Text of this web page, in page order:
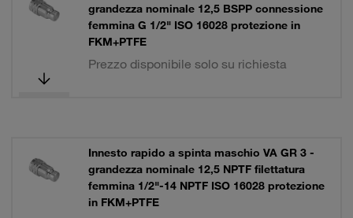
grandezza nominale 12,5 BSPP connessione
femmina G 1/2" ISO 16028 protezione in
FKM+PTFE
Prezzo disponibile solo su richiesta
Innesto rapido a spinta maschio VA GR 3 -
grandezza nominale 12,5 NPTF filettatura
femmina 1/2"-14 NPTF ISO 16028 protezione
in FKM+PTFE